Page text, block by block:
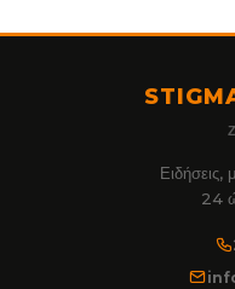
Ειδήσεις,
24